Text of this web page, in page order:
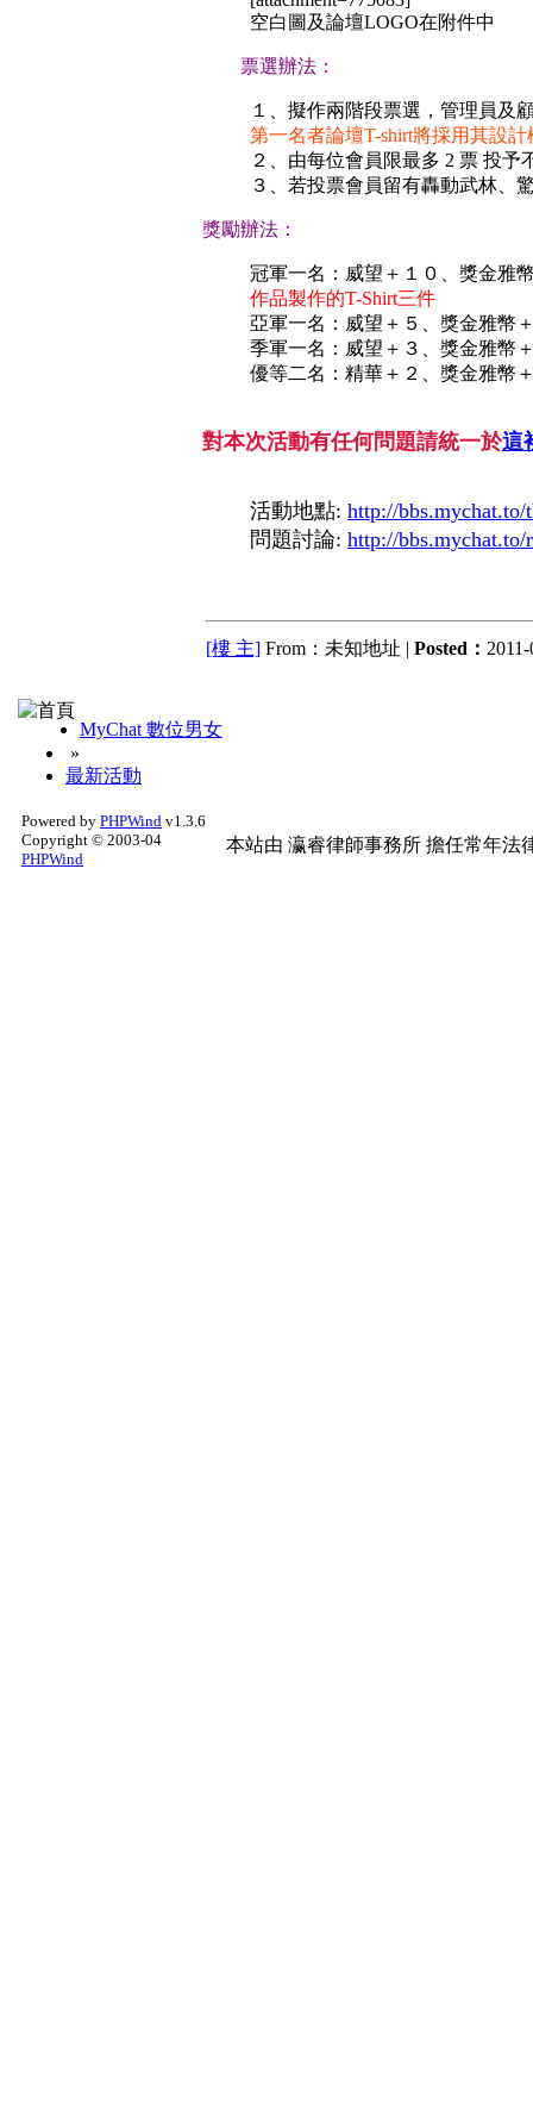
空白圖及論壇LOGO在附件中
票選辦法：
１、擬作兩階段票選，管理員及
第一名者論壇T-shirt將採用其設
２、由每位會員限最多 2 票 投
３、若投票會員留有轟動武林、
獎勵辦法：
冠軍一名：威望＋１０、獎金雅
作品製作的T-Shirt三件
亞軍一名：威望＋５、獎金雅幣
季軍一名：威望＋３、獎金雅幣
優等二名：精華＋２、獎金雅幣
對本次活動有任何問題請統一於這
活動地點: http://bbs.mychat.to/
問題討論: http://bbs.mychat.to/
[樓 主] From：未知地址 | Posted：
MyChat 數位男女
»
最新活動
Powered by PHPWind v1.3.6
Copyright © 2003-04
PHPWind
本站由 瀛睿律師事務所 擔任常年法